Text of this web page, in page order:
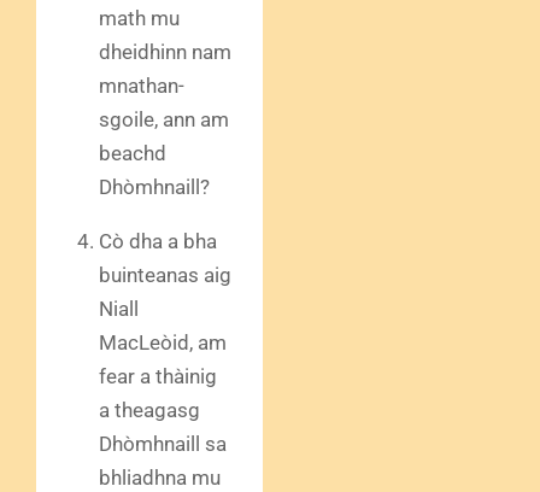
math mu
dheidhinn nam
mnathan-
sgoile, ann am
beachd
Dhòmhnaill?
Cò dha a bha
buinteanas aig
Niall
MacLeòid, am
fear a thàinig
a theagasg
Dhòmhnaill sa
bhliadhna mu